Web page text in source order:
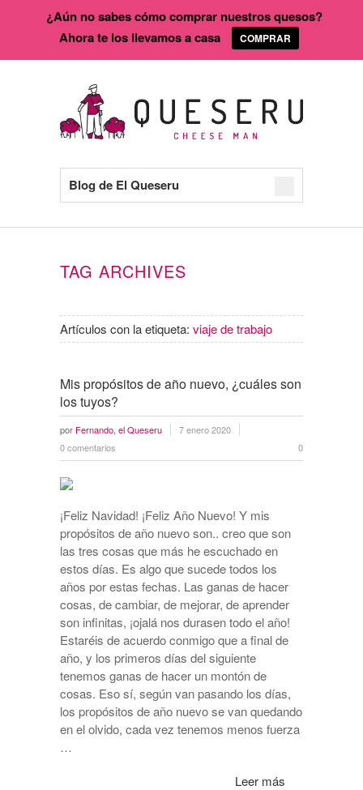
Blog de El Queseru
TAG ARCHIVES
Artículos con la etiqueta: viaje de trabajo
Mis propósitos de año nuevo, ¿cuáles son
los tuyos?
por Fernando, el Queseru
7 enero 2020
0 comentarios
0
¡Feliz Navidad! ¡Feliz Año Nuevo! Y mis
propósitos de año nuevo son.. creo que son
las tres cosas que más he escuchado en
estos días. Es algo que sucede todos los
años por estas fechas. Las ganas de hacer
cosas, de cambiar, de mejorar, de aprender
son infinitas, ¡ojalá nos durasen todo el año!
Estaréis de acuerdo conmigo que a final de
año, y los primeros días del siguiente
tenemos ganas de hacer un montón de
cosas. Eso sí, según van pasando los días,
los propósitos de año nuevo se van quedando
en el olvido, cada vez tenemos menos fuerza
…
Leer más
¿Aún no sabes cómo comprar nuestros quesos?
Ahora te los llevamos a casa
COMPRAR